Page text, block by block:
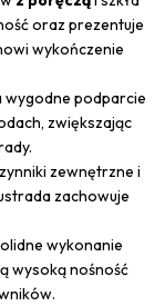
oraz prezentuje
wykończenie
wygodne podparcie
zwiększając
zewnętrzne i
zachowuje
wykonanie
wysoką nośność